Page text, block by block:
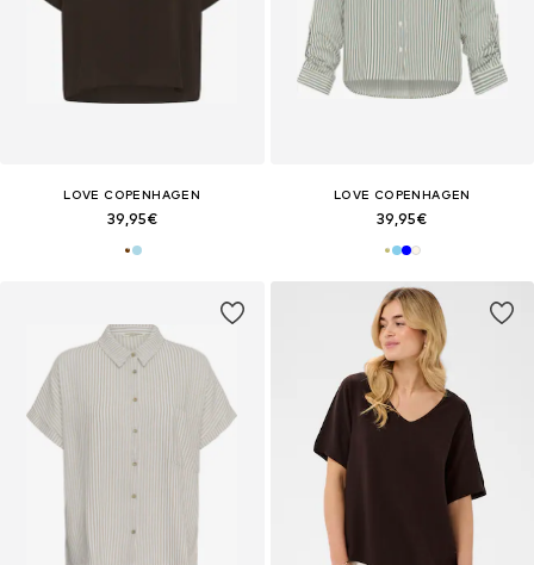
LOVE COPENHAGEN
39,95€
LOVE COPENHAGEN
39,95€